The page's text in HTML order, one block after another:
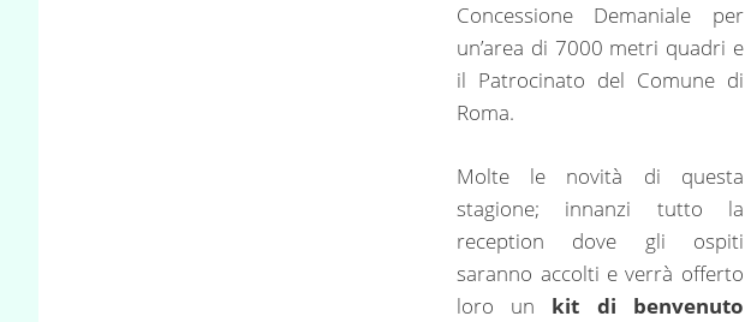
Concessione Demaniale per
un’area di 7000 metri quadri e
il Patrocinato del Comune di
Roma.
Molte le novità di questa
stagione; innanzi tutto la
reception dove gli ospiti
saranno accolti e verrà offerto
loro un kit di benvenuto